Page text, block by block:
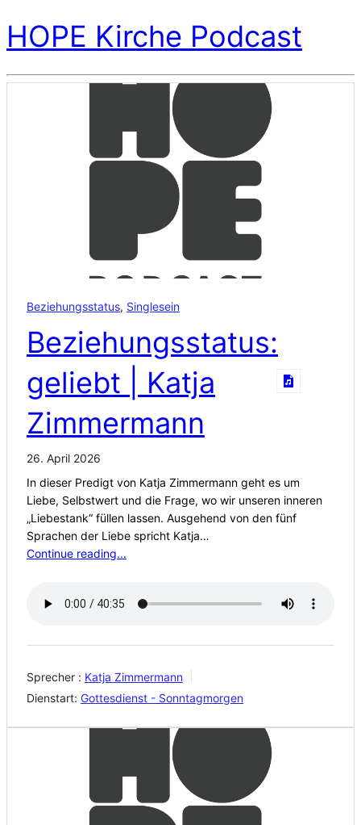
HOPE Kirche Podcast
Beziehungsstatus, Singlesein
Beziehungsstatus:
geliebt | Katja
Zimmermann
26. April 2026
In dieser Predigt von Katja Zimmermann geht es um
Liebe, Selbstwert und die Frage, wo wir unseren inneren
„Liebestank“ füllen lassen. Ausgehend von den fünf
Sprachen der Liebe spricht Katja…
Continue reading...
Sprecher : Katja Zimmermann
Dienstart: Gottesdienst - Sonntagmorgen